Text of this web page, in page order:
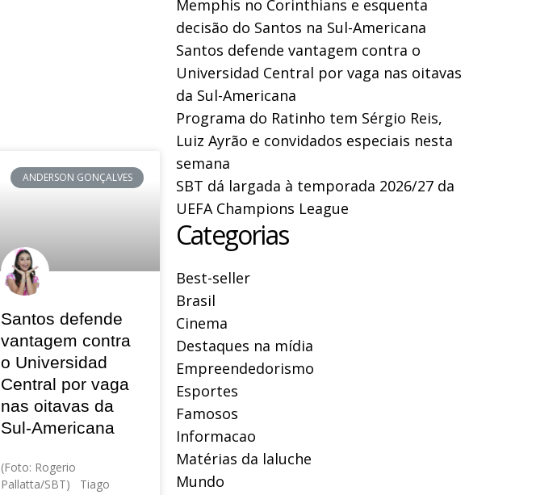
ANDERSON GONÇALVES
Santos defende
vantagem contra
o Universidad
Central por vaga
nas oitavas da
Sul-Americana
(Foto: Rogerio
Pallatta/SBT) Tiago
Memphis no Corinthians e esquenta
decisão do Santos na Sul-Americana
Santos defende vantagem contra o
Universidad Central por vaga nas oitavas
da Sul-Americana
Programa do Ratinho tem Sérgio Reis,
Luiz Ayrão e convidados especiais nesta
semana
SBT dá largada à temporada 2026/27 da
UEFA Champions League
Categorias
Best-seller
Brasil
Cinema
Destaques na mídia
Empreendedorismo
Esportes
Famosos
Informacao
Matérias da laluche
Mundo